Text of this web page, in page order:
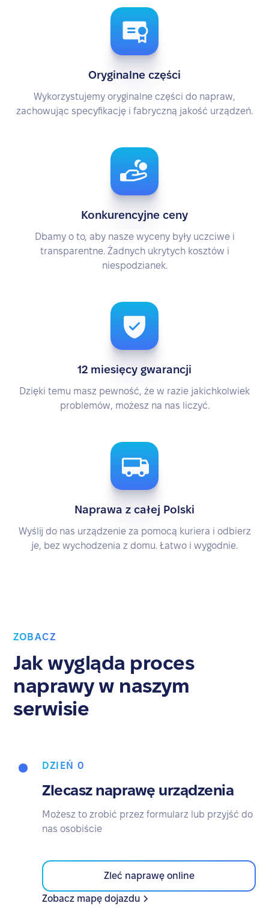
Oryginalne części
Wykorzystujemy oryginalne części do napraw,
zachowując specyfikację i fabryczną jakość urządzeń.
Konkurencyjne ceny
Dbamy o to, aby nasze wyceny były uczciwe i
transparentne. Żadnych ukrytych kosztów i
niespodzianek.
12 miesięcy gwarancji
Dzięki temu masz pewność, że w razie jakichkolwiek
problemów, możesz na nas liczyć.
Naprawa z całej Polski
Wyślij do nas urządzenie za pomocą kuriera i odbierz
je, bez wychodzenia z domu. Łatwo i wygodnie.
ZOBACZ
Jak wygląda proces
naprawy w naszym
serwisie
DZIEŃ 0
Zlecasz naprawę urządzenia
Możesz to zrobić przez formularz lub przyjść do
nas osobiście
Zleć naprawę online
Zobacz mapę dojazdu